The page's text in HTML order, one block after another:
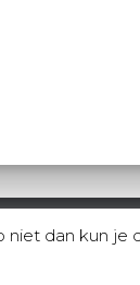
dan kun je